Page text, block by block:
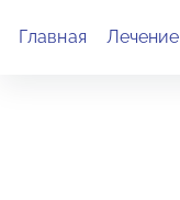
Главная